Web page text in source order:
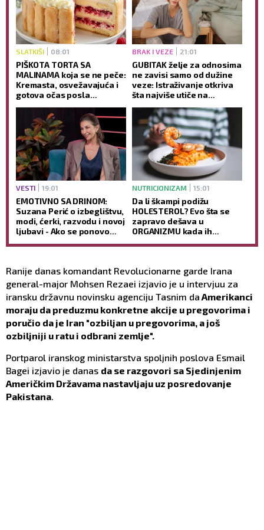
SLATKIŠI 08:01
PIŠKOTA TORTA SA
MALINAMA koja se ne peče:
Kremasta, osvežavajuća i
gotova očas posla
BRAK I VEZE 21:01
GUBITAK želje za odnosima
ne zavisi samo od dužine
veze: Istraživanje otkriva
šta najviše utiče na
VESTI 19:01
EMOTIVNO SA DRINOM:
Suzana Perić o izbeglištvu,
modi, ćerki, razvodu i novoj
ljubavi - Ako se ponovo
NUTRICIONIZAM 15:01
Da li škampi podižu
HOLESTEROL? Evo šta se
zapravo dešava u
ORGANIZMU kada ih
Ranije danas komandant Revolucionarne garde Irana
general-major Mohsen Rezaei izjavio je u intervjuu za
iransku državnu novinsku agenciju Tasnim da Amerikanci
moraju da preduzmu konkretne akcije u pregovorima i
poručio da je Iran "ozbiljan u pregovorima, a još
ozbiljniji u ratu i odbrani zemlje".
Portparol iranskog ministarstva spoljnih poslova Esmail
Bagei izjavio je danas da se razgovori sa Sjedinjenim
Američkim Državama nastavljaju uz posredovanje
Pakistana.